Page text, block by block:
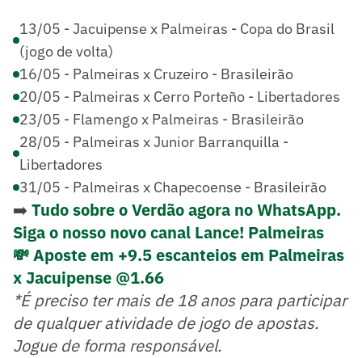
13/05 - Jacuipense x Palmeiras - Copa do Brasil
(jogo de volta)
16/05 - Palmeiras x Cruzeiro - Brasileirão
20/05 - Palmeiras x Cerro Porteño - Libertadores
23/05 - Flamengo x Palmeiras - Brasileirão
28/05 - Palmeiras x Junior Barranquilla -
Libertadores
31/05 - Palmeiras x Chapecoense - Brasileirão
➡️ Tudo sobre o Verdão agora no WhatsApp.
Siga o nosso novo canal Lance! Palmeiras
💸 Aposte em +9.5 escanteios em Palmeiras
x Jacuipense @1.66
*É preciso ter mais de 18 anos para participar
de qualquer atividade de jogo de apostas.
Jogue de forma responsável.